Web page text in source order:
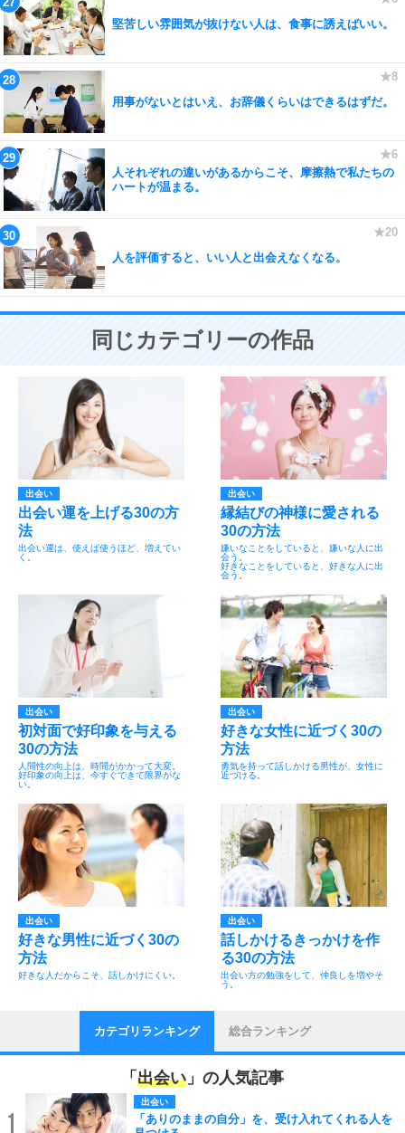
堅苦しい雰囲気が抜けない人は、食事に誘えばいい。
用事がないとはいえ、お辞儀くらいはできるはずだ。
人それぞれの違いがあるからこそ、摩擦熱で私たちの
ハートが温まる。
人を評価すると、いい人と出会えなくなる。
同じカテゴリーの作品
出会い
出会い運を上げる30の方
法
出会い運は、使えば使うほど、増えてい
く。
出会い
縁結びの神様に愛される
30の方法
嫌いなことをしていると、嫌いな人に出
会う。
好きなことをしていると、好きな人に出
会う。
出会い
初対面で好印象を与える
30の方法
人間性の向上は、時間がかかって大変。
好印象の向上は、今すぐできて限界がな
い。
出会い
好きな女性に近づく30の
方法
勇気を持って話しかける男性が、女性に
近づける。
出会い
好きな男性に近づく30の
方法
好きな人だからこそ、話しかけにくい。
出会い
話しかけるきっかけを作
る30の方法
出会い方の勉強をして、仲良しを増やそ
う。
カテゴリランキング 総合ランキング
「 出会い 」の人気記事
1
出会い
「ありのままの自分」を、受け入れてくれる人を